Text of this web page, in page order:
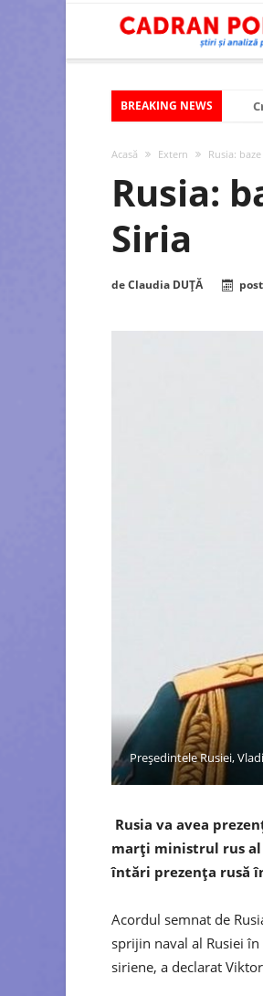
BREAKING NEWS
Acasă Extern Rusia:
Rusia:
Siria
deClaudia DUȚĂ
Președintele Rusiei,
Rusia va avea
marți ministrul rus al
întări prezența rusă
Acordul semnat de
sprijin naval al Rusiei
siriene, a declarat